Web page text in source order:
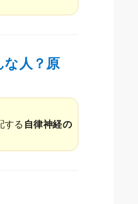
人？原
する 自律神経の